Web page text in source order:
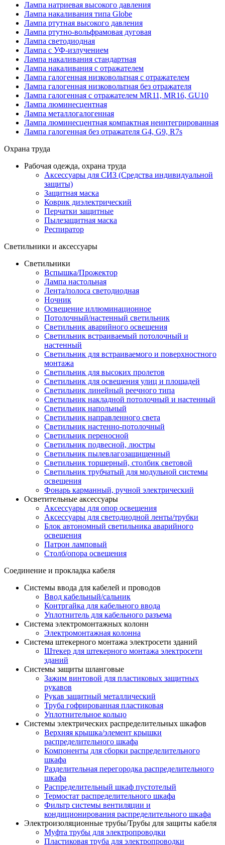
Лампа натриевая высокого давления
Лампа накаливания типа Globe
Лампа ртутная высокого давления
Лампа ртутно-вольфрамовая дуговая
Лампа светодиодная
Лампа с УФ-излучением
Лампа накаливания стандартная
Лампа накаливания с отражателем
Лампа галогенная низковольтная с отражателем
Лампа галогенная низковольтная без отражателя
Лампа галогенная с отражателем MR11, MR16, GU10
Лампа люминесцентная
Лампа металлогалогенная
Лампа люминесцентная компактная неинтегрированная
Лампа галогенная без отражателя G4, G9, R7s
Охрана труда
Рабочая одежда, охрана труда
Аксессуары для СИЗ (Средства индивидуальной
защиты)
Защитная маска
Коврик диэлектрический
Перчатки защитные
Пылезащитная маска
Респиратор
Светильники и аксессуары
Светильники
Вспышка/Прожектор
Лампа настольная
Лента/полоса светодиодная
Ночник
Освещение иллюминационное
Потолочный/настенный светильник
Светильник аварийного освещения
Светильник встраиваемый потолочный и
настенный
Светильник для встраиваемого и поверхностного
монтажа
Светильник для высоких пролетов
Светильник для освещения улиц и площадей
Светильник линейный реечного типа
Светильник накладной потолочный и настенный
Светильник напольный
Светильник направленного света
Светильник настенно-потолочный
Светильник переносной
Светильник подвесной, люстры
Светильник пылевлагозащищенный
Светильник торшерный, столбик световой
Светильник трубчатый для модульной системы
освещения
Фонарь карманный, ручной электрический
Осветительные аксессуары
Аксессуары для опор освещения
Аксессуары для светодиодной ленты/трубки
Блок автономный светильника аварийного
освещения
Патрон ламповый
Столб/опора освещения
Соединение и прокладка кабеля
Системы ввода для кабелей и проводов
Ввод кабельный/сальник
Контргайка для кабельного ввода
Уплотнитель для кабельного разъема
Система электромонтажных колонн
Электромонтажная колонна
Система штекерного монтажа электросети зданий
Штекер для штекерного монтажа электросети
зданий
Системы защиты шланговые
Зажим винтовой для пластиковых защитных
рукавов
Рукав защитный металлический
Труба гофрированная пластиковая
Уплотнительное кольцо
Системы электрических распределительных шкафов
Верхняя крышка/элемент крышки
распределительного шкафа
Компоненты для сборки распределительного
шкафа
Разделительная перегородка распределительного
шкафа
Распределительный шкаф пустотелый
Термостат распределительного шкафа
Фильтр системы вентиляции и
кондиционирования распределительного шкафа
Электроизоляционные трубы/Трубы для защиты кабеля
Муфта трубы для электропроводки
Пластиковая труба для электропроводки